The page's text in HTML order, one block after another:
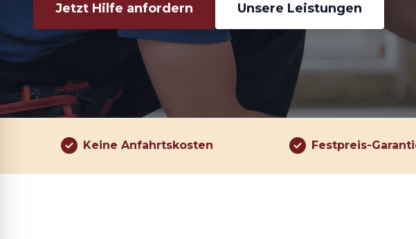
Jetzt Hilfe anfordern Unsere Leistungen
Keine Anfahrtskosten Festpreis-